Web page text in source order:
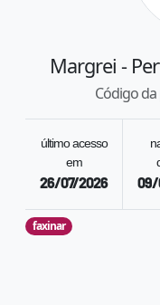
Margrei -
Código
último acesso
em
26/07/2026 09/
faxinar